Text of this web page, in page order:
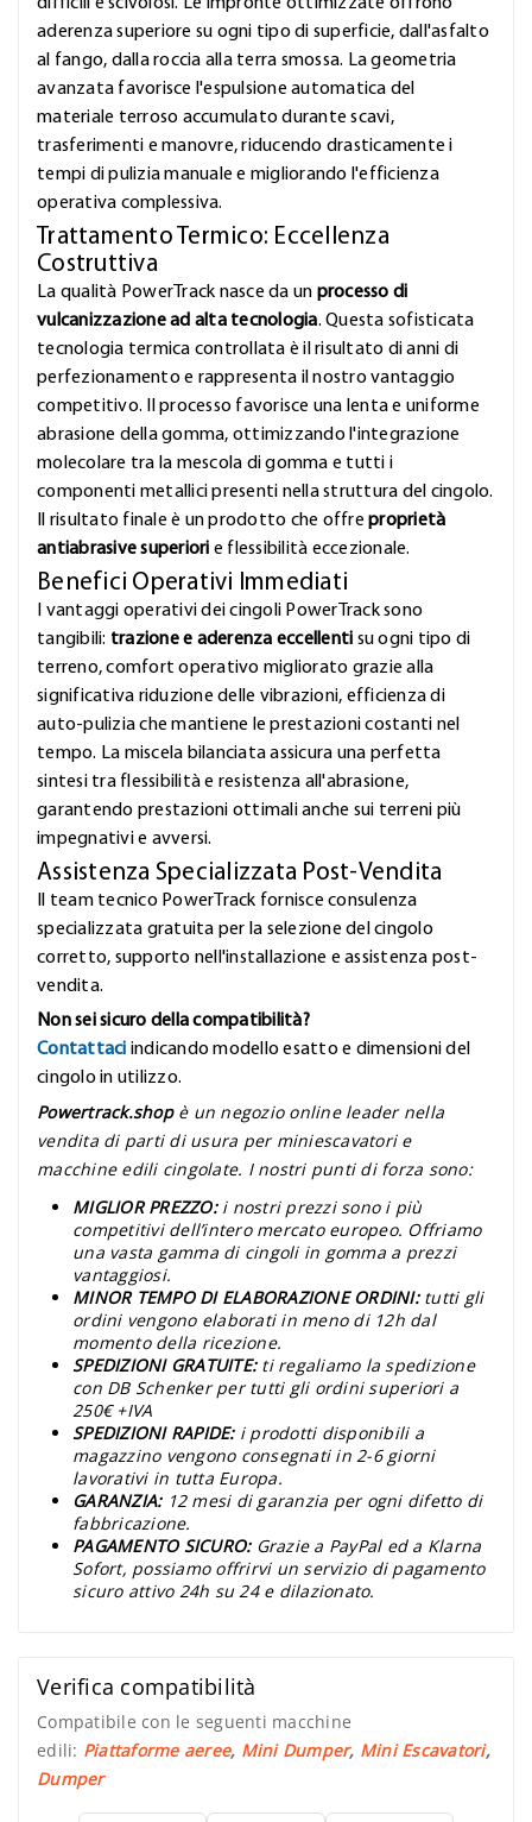
aderenza superiore su ogni tipo di superficie, dall'asfalto
al fango, dalla roccia alla terra smossa. La geometria
avanzata favorisce l'espulsione automatica del
materiale terroso accumulato durante scavi,
trasferimenti e manovre, riducendo drasticamente i
tempi di pulizia manuale e migliorando l'efficienza
operativa complessiva.
Trattamento Termico: Eccellenza
Costruttiva
La qualità PowerTrack nasce da un processo di
vulcanizzazione ad alta tecnologia. Questa sofisticata
tecnologia termica controllata è il risultato di anni di
perfezionamento e rappresenta il nostro vantaggio
competitivo. Il processo favorisce una lenta e uniforme
abrasione della gomma, ottimizzando l'integrazione
molecolare tra la mescola di gomma e tutti i
componenti metallici presenti nella struttura del cingolo.
Il risultato finale è un prodotto che offreproprietà
antiabrasive superiori e flessibilità eccezionale.
Benefici Operativi Immediati
I vantaggi operativi dei cingoli PowerTrack sono
tangibili: trazione e aderenza eccellenti su ogni tipo di
terreno, comfort operativo migliorato grazie alla
significativa riduzione delle vibrazioni, efficienza di
auto-pulizia che mantiene le prestazioni costanti nel
tempo. La miscela bilanciata assicura una perfetta
sintesi tra flessibilità e resistenza all'abrasione,
garantendo prestazioni ottimali anche sui terreni più
impegnativi e avversi.
Assistenza Specializzata Post-Vendita
Il team tecnico PowerTrack fornisce consulenza
specializzata gratuita per la selezione del cingolo
corretto, supporto nell'installazione e assistenza post-
vendita.
Non sei sicuro della compatibilità?
Contattaci indicando modello esatto e dimensioni del
cingolo in utilizzo.
Powertrack.shop è un negozio online leader nella
vendita di parti di usura per miniescavatori e
macchine edili cingolate. I nostri punti di forza sono:
MIGLIOR PREZZO: i nostri prezzi sono i più
competitivi dell’intero mercato europeo. Offriamo
una vasta gamma di cingoli in gomma a prezzi
vantaggiosi.
MINOR TEMPO DI ELABORAZIONE ORDINI: tutti gli
ordini vengono elaborati in meno di 12h dal
momento della ricezione.
SPEDIZIONI GRATUITE: ti regaliamo la spedizione
con DB Schenker per tutti gli ordini superiori a
250€ +IVA
SPEDIZIONI RAPIDE: i prodotti disponibili a
magazzino vengono consegnati in 2-6 giorni
lavorativi in tutta Europa.
GARANZIA: 12 mesi di garanzia per ogni difetto di
fabbricazione.
PAGAMENTO SICURO: Grazie a PayPal ed a Klarna
Sofort, possiamo offrirvi un servizio di pagamento
sicuro attivo 24h su 24 e dilazionato.
Verifica compatibilità
Compatibile con le seguenti macchine
edili: Piattaforme aeree, Mini Dumper, Mini Escavatori,
Dumper